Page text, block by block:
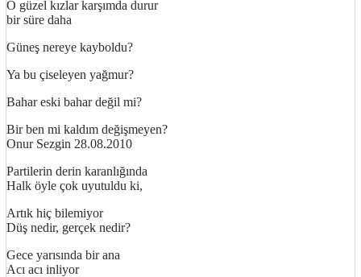
O güzel kızlar karşımda durur
bir süre daha
Güneş nereye kayboldu?
Ya bu çiseleyen yağmur?
Bahar eski bahar değil mi?
Bir ben mi kaldım değişmeyen?
Onur Sezgin 28.08.2010
Partilerin derin karanlığında
Halk öyle çok uyutuldu ki,
Artık hiç bilemiyor
Düş nedir, gerçek nedir?
Gece yarısında bir ana
Acı acı inliyor